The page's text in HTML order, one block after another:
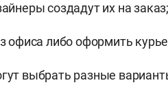
создадут их на заказ;
офиса либо оформить
выбрать разные